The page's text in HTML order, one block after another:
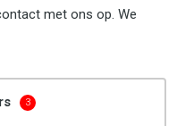
met ons op. We
3